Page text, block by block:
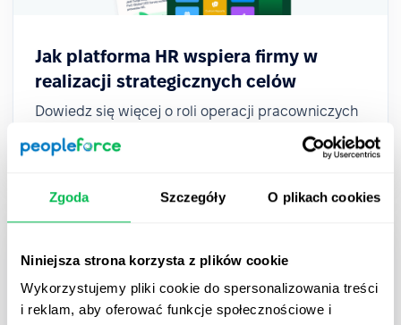
Zgoda Szczegóły O plikach cookies
Niniejsza strona korzysta z plików cookie
Wykorzystujemy pliki cookie do spersonalizowania treści
i reklam, aby oferować funkcje społecznościowe i
Jak platforma HR wspiera firmy w
realizacji strategicznych celów
Dowiedz się więcej o roli operacji pracowniczych
w koordynowaniu działań zespołu na rzecz
osiągnięcia celów biznesowych.